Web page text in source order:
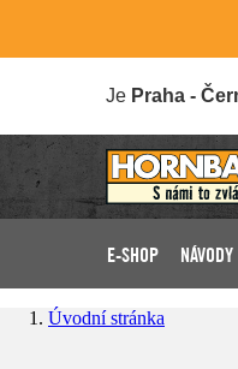
Je Praha -
E-SHOP NÁVODY
Úvodní stránka